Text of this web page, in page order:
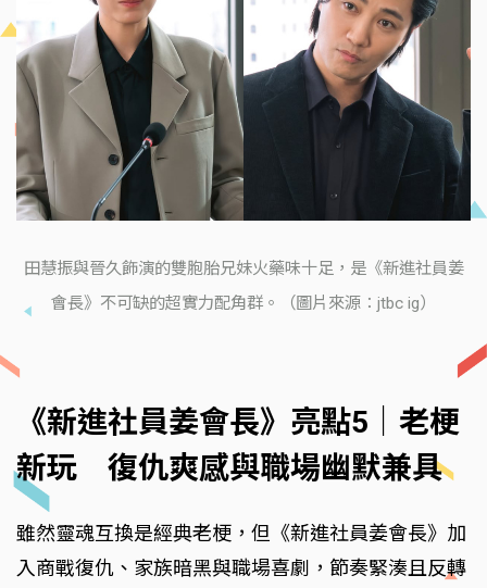
田慧振與晉久飾演的雙胞胎兄妹火藥味十足，是《新進社員姜
會長》不可缺的超實力配角群。（圖片來源：jtbc ig）
《新進社員姜會長》亮點5｜老梗
新玩 復仇爽感與職場幽默兼具
雖然靈魂互換是經典老梗，但《新進社員姜會長》加
入商戰復仇、家族暗黑與職場喜劇，節奏緊湊且反轉